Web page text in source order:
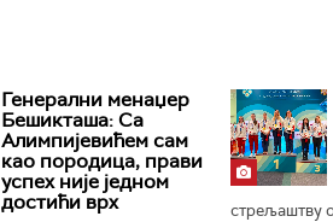
Генерални менаџер
Бешикташа: Са
Алимпијевићем сам
као породица, прави
успех није једном
достићи врх
стрељаштву